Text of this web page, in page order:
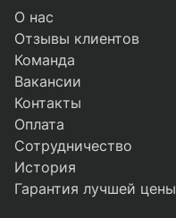
О нас
Отзывы клиентов
Команда
Вакансии
Контакты
Оплата
Сотрудничество
История
Гарантия лучшей цены